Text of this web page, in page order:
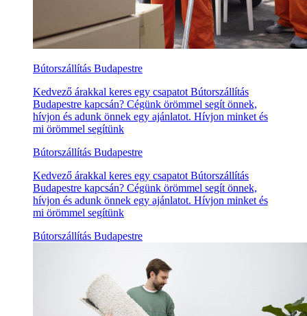
Bútorszállítás Budapestre
Kedvező árakkal keres egy csapatot Bútorszállítás
Budapestre kapcsán? Cégünk örömmel segít önnek,
hívjon és adunk önnek egy ajánlatot. Hívjon minket és
mi örömmel segítünk
Bútorszállítás Budapestre
Kedvező árakkal keres egy csapatot Bútorszállítás
Budapestre kapcsán? Cégünk örömmel segít önnek,
hívjon és adunk önnek egy ajánlatot. Hívjon minket és
mi örömmel segítünk
Bútorszállítás Budapestre